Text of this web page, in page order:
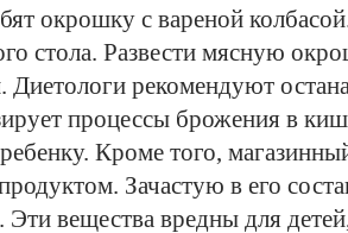
окрошку с вареной
стола. Развести мясную
рекомендуют
процессы брожения в
Кроме того,
Зачастую в его
Эти вещества вредны для